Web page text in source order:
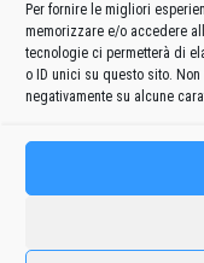
Per fornire le migliori
memorizzare e/o accedere
tecnologie ci permetterà di
o ID unici su questo sito.
negativamente su alcune
COMMENTI SUL
Questo sito utilizza
elaborati i dati derivati